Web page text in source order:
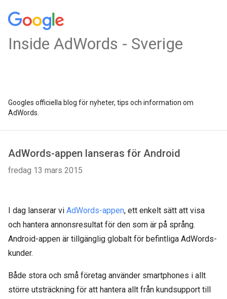
Inside AdWords - Sverige
Googles officiella blog för nyheter, tips och information om
AdWords.
AdWords-appen lanseras för Android
fredag 13 mars 2015
I dag lanserar vi AdWords-appen, ett enkelt sätt att visa
och hantera annonsresultat för den som är på språng.
Android-appen är tillgänglig globalt för befintliga AdWords-
kunder.
Både stora och små företag använder smartphones i allt
större utsträckning för att hantera allt från kundsupport till